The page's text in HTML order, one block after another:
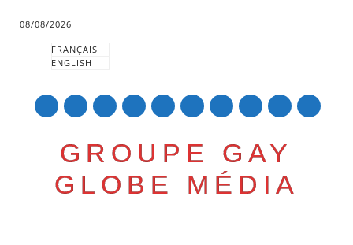
08/08/2026
FRANÇAIS
ENGLISH
GROUPE GAY
GLOBE MÉDIA